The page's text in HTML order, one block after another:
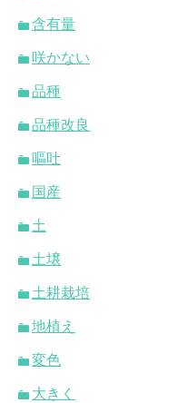
含有量
咲かない
品種
品種改良
嘔吐
国産
土
土壌
土耕栽培
地植え
変色
大きく